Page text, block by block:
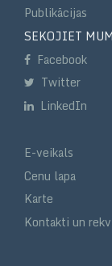
Publikācijas
SEKOJIET
Facebook
Twitter
LinkedIn
E-veikals
Cenu lapa
Karte
Kontakti un